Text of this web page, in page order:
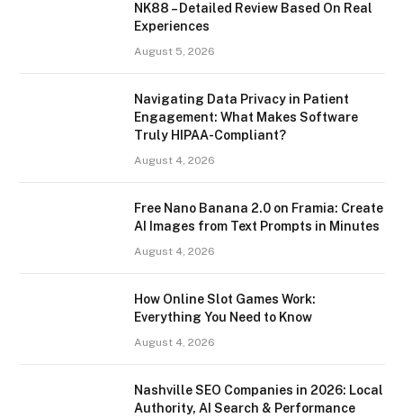
NK88 – Detailed Review Based On Real
Experiences
August 5, 2026
Navigating Data Privacy in Patient
Engagement: What Makes Software
Truly HIPAA-Compliant?
August 4, 2026
Free Nano Banana 2.0 on Framia: Create
AI Images from Text Prompts in Minutes
August 4, 2026
How Online Slot Games Work:
Everything You Need to Know
August 4, 2026
Nashville SEO Companies in 2026: Local
Authority, AI Search & Performance